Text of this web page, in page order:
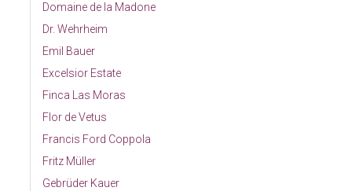
Domaine de la Madone
Dr. Wehrheim
Emil Bauer
Excelsior Estate
Finca Las Moras
Flor de Vetus
Francis Ford Coppola
Fritz Müller
Gebrüder Kauer